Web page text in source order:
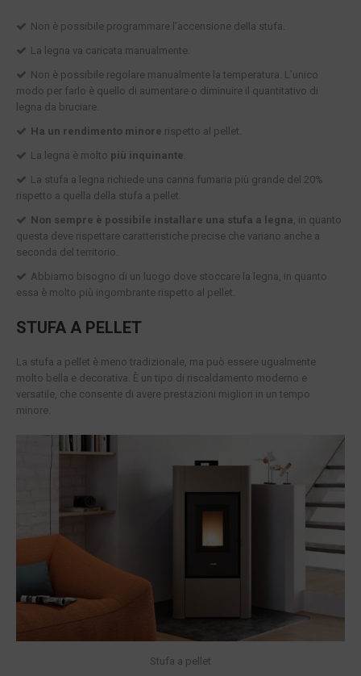
Non è possibile programmare l’accensione della stufa.
La legna va caricata manualmente.
Non è possibile regolare manualmente la temperatura. L’unico
modo per farlo è quello di aumentare o diminuire il quantitativo di
legna da bruciare.
Ha un rendimento minore rispetto al pellet.
La legna è molto più inquinante.
La stufa a legna richiede una canna fumaria più grande del 20%
rispetto a quella della stufa a pellet.
Non sempre è possibile installare una stufa a legna, in quanto
questa deve rispettare caratteristiche precise che variano anche a
seconda del territorio.
Abbiamo bisogno di un luogo dove stoccare la legna, in quanto
essa è molto più ingombrante rispetto al pellet.
STUFA A PELLET
La stufa a pellet è meno tradizionale, ma può essere ugualmente
molto bella e decorativa. È un tipo di riscaldamento moderno e
versatile, che consente di avere prestazioni migliori in un tempo
minore.
Stufa a pellet